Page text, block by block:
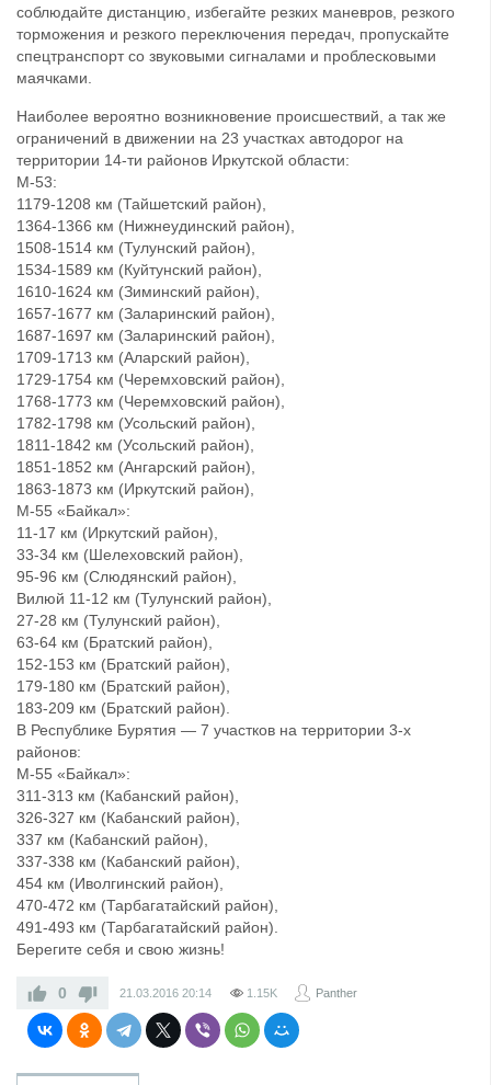
соблюдайте дистанцию, избегайте резких маневров, резкого
торможения и резкого переключения передач, пропускайте
спецтранспорт со звуковыми сигналами и проблесковыми
маячками.
Наиболее вероятно возникновение происшествий, а так же
ограничений в движении на 23 участках автодорог на
территории 14-ти районов Иркутской области:
М-53:
1179-1208 км (Тайшетский район),
1364-1366 км (Нижнеудинский район),
1508-1514 км (Тулунский район),
1534-1589 км (Куйтунский район),
1610-1624 км (Зиминский район),
1657-1677 км (Заларинский район),
1687-1697 км (Заларинский район),
1709-1713 км (Аларский район),
1729-1754 км (Черемховский район),
1768-1773 км (Черемховский район),
1782-1798 км (Усольский район),
1811-1842 км (Усольский район),
1851-1852 км (Ангарский район),
1863-1873 км (Иркутский район),
М-55 «Байкал»:
11-17 км (Иркутский район),
33-34 км (Шелеховский район),
95-96 км (Слюдянский район),
Вилюй 11-12 км (Тулунский район),
27-28 км (Тулунский район),
63-64 км (Братский район),
152-153 км (Братский район),
179-180 км (Братский район),
183-209 км (Братский район).
В Республике Бурятия — 7 участков на территории 3-х
районов:
М-55 «Байкал»:
311-313 км (Кабанский район),
326-327 км (Кабанский район),
337 км (Кабанский район),
337-338 км (Кабанский район),
454 км (Иволгинский район),
470-472 км (Тарбагатайский район),
491-493 км (Тарбагатайский район).
Берегите себя и свою жизнь!
0 21.03.2016 20:14 1.15K Panther